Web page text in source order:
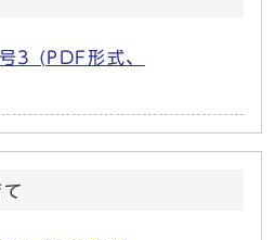
3 (PDF形式、